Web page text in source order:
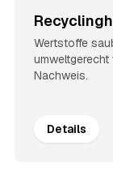
Wertstoffe
Nachweis.
Details